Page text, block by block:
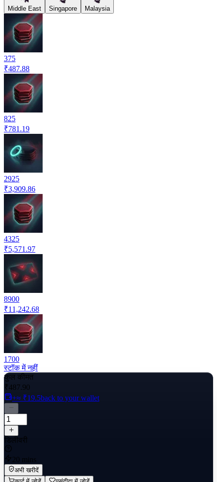
Middle East Singapore Malaysia
375
₹487.88
825
₹781.19
2925
₹3,909.86
4325
₹5,571.97
8900
₹11,242.68
1700
स्टॉक में नहीं
कुल कीमत
₹487.90
+≈ ₹19.5back to your wallet
डिलीवरी
20 mins
अभी खरीदें